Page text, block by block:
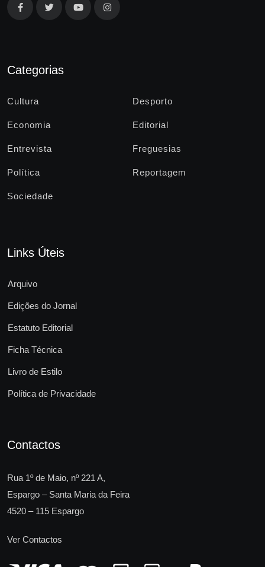
Categorias
Cultura Desporto
Economia Editorial
Entrevista Freguesias
Política Reportagem
Sociedade
Links Úteis
Arquivo
Edições do Jornal
Estatuto Editorial
Ficha Técnica
Livro de Estilo
Política de Privacidade
Contactos
Rua 1º de Maio, nº 221 A,
Espargo – Santa Maria da Feira
4520 – 115 Espargo
Ver Contactos